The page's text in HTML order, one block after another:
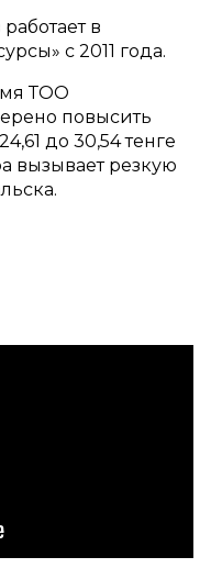
в
с 2011 года.
ТОО
повысить
до 30,54 тенге
вызывает резкую